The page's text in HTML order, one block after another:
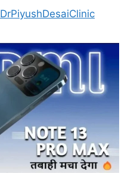
DrPiyushDesaiClinic